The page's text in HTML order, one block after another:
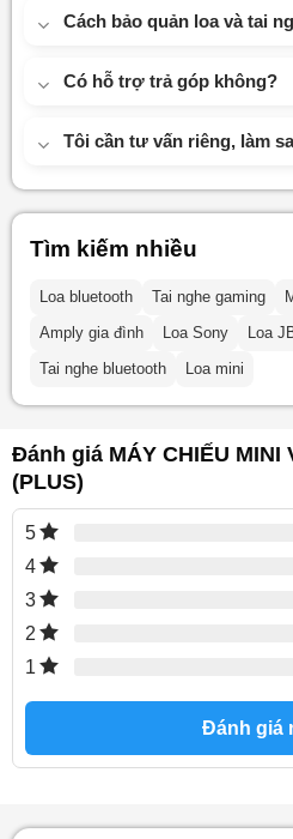
Cách bảo quản loa và tai
Có hỗ trợ trả góp không?
Tôi cần tư vấn riêng, làm
Tìm kiếm nhiều
Loa bluetooth Tai nghe gaming
Amply gia đình
Loa Sony Loa
Tai nghe bluetooth
Loa mini
Đánh giá MÁY CHIẾU MINI
(PLUS)
5
4
3
2
1
Đánh giá